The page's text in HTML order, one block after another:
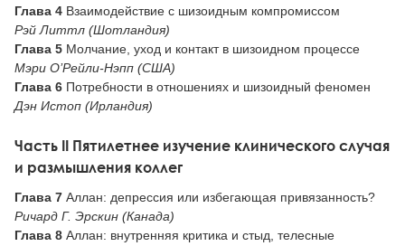
Глава 4 Взаимодействие с шизоидным компромиссом
Рэй Литтл (Шотландия)
Глава 5 Молчание, уход и контакт в шизоидном процессе
Мэри О’Рейли-Нэпп (США)
Глава 6 Потребности в отношениях и шизоидный феномен
Дэн Истоп (Ирландия)
Часть II Пятилетнее изучение клинического случая
и размышления коллег
Глава 7 Аллан: депрессия или избегающая привязанность?
Ричард Г. Эрскин (Канада)
Глава 8 Аллан: внутренняя критика и стыд, телесные